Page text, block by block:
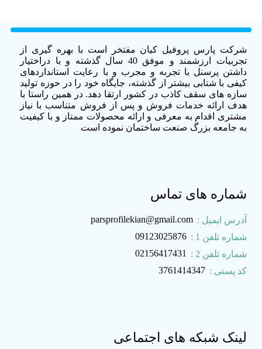
شرکت پارس پروفیل کیان مفتخر است با بهره گیری از
تجربیات ارزشمند و موفق 40 سال گذشته و با دراختیار
داشتن پرسنل با تجربه و مجرب و با رعایت استانداردهای
کیفی با شتابی بیشتر از گذشته، جایگاه خود را در حوزه تولید
سازه های سقف کاذب در کشور ارتقا دهد. در همین راستا با
هدف ارائه خدمات فروش و پس از فروش متناسب با نیاز
مشتری اقدام به معرفی و ارائه محصولات ممتاز و با کیفیت
به جامعه بزرگ صنعت ساختمان نموده است
شماره های تماس
آدرس ایمیل : parsprofilekian@gmail.com
شماره تلفن 1 :
09123025876
شماره تلفن 2 :
02156417431
کد پستی : 3761414347
لینک شبکه های اجتماعی